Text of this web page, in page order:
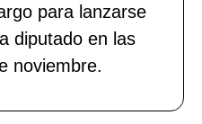
para lanzarse
diputado en las
noviembre.